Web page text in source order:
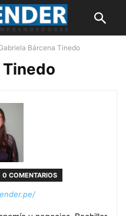
Bárcena Tinedo
Tinedo
0 COMENTARIOS